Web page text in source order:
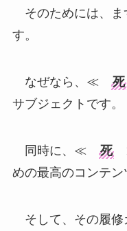
そのためには、
す。
なぜなら、≪ 死
サブジェクトです。
同時に、≪ 死≫
めの最高のコンテン
そして、その履修